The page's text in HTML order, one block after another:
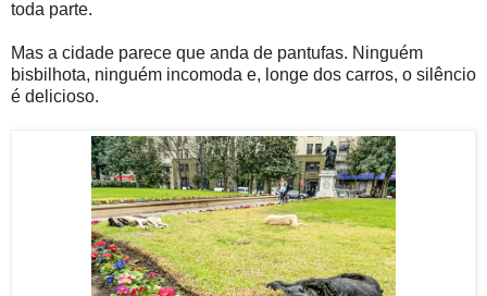
toda parte.
Mas a cidade parece que anda de pantufas. Ninguém
bisbilhota, ninguém incomoda e, longe dos carros, o silêncio
é delicioso.